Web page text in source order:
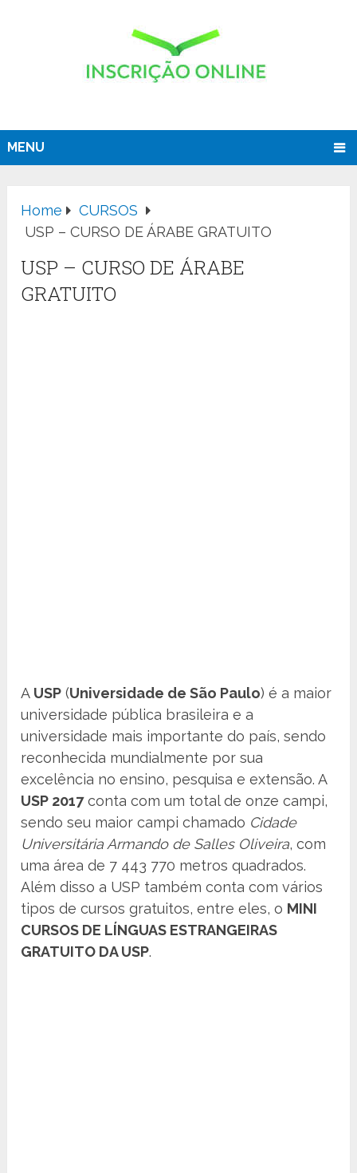
MENU
Home
CURSOS
USP – CURSO DE ÁRABE GRATUITO
USP – CURSO DE ÁRABE
GRATUITO
A USP (Universidade de São Paulo) é a maior
universidade pública brasileira e a
universidade mais importante do país, sendo
reconhecida mundialmente por sua
excelência no ensino, pesquisa e extensão. A
USP 2017conta com um total de onze campi,
sendo seu maior campi chamado Cidade
Universitária Armando de Salles Oliveira, com
uma área de 7 443 770 metros quadrados.
Além disso a USP também conta com vários
tipos de cursos gratuitos, entre eles, o MINI
CURSOS DE LÍNGUAS ESTRANGEIRAS
GRATUITO DA USP.